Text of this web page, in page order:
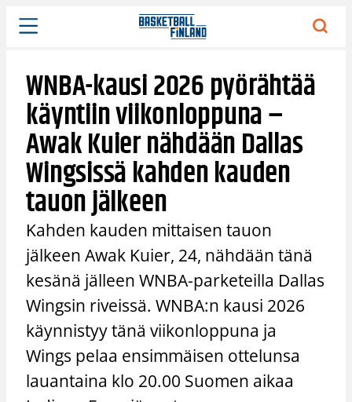
Siirry
sisältöön
WNBA-kausi 2026 pyörähtää
käyntiin viikonloppuna –
Awak Kuier nähdään Dallas
Wingsissä kahden kauden
tauon jälkeen
Kahden kauden mittaisen tauon
jälkeen Awak Kuier, 24, nähdään tänä
kesänä jälleen WNBA-parketeilla Dallas
Wingsin riveissä. WNBA:n kausi 2026
käynnistyy tänä viikonloppuna ja
Wings pelaa ensimmäisen ottelunsa
lauantaina klo 20.00 Suomen aikaa